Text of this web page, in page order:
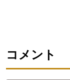
コメント